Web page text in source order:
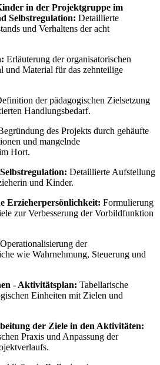
in der Projektgruppe im
Selbstregulation: Detaillierte
und Verhaltens der acht
Erläuterung der organisatorischen
und Material für das zehnteilige
der pädagogischen Zielsetzung
Handlungsbedarf.
des Projekts durch gehäufte
und mangelnde
Hort.
Detaillierte Aufstellung
und Kinder.
Erzieherpersönlichkeit: Formulierung
zur Verbesserung der Vorbildfunktion
Operationalisierung der
wie Wahrnehmung, Steuerung und
- Aktivitätsplan: Tabellarische
Einheiten mit Zielen und
der Ziele in den Aktivitäten:
Praxis und Anpassung der